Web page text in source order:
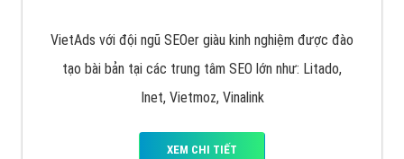
VietAds với đội ngũ SEOer giàu kinh nghiệm được đào
tạo bài bản tại các trung tâm SEO lớn như: Litado,
Inet, Vietmoz, Vinalink
XEM CHI TIẾT